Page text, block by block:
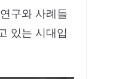
구와 사례들
있는 시대입